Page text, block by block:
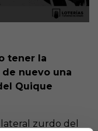
tener la
nuevo una
Quique
zurdo del